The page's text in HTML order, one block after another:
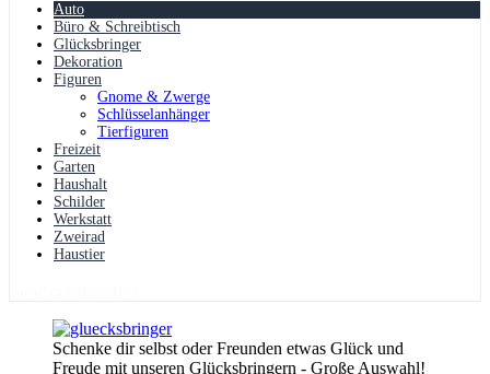
Auto
Büro & Schreibtisch
Glücksbringer
Dekoration
Figuren
Gnome & Zwerge
Schlüsselanhänger
Tierfiguren
Freizeit
Garten
Haushalt
Schilder
Werkstatt
Zweirad
Haustier
Schenke dir selbst oder Freunden etwas Glück und
Freude mit unseren Glücksbringern - Große Auswahl!